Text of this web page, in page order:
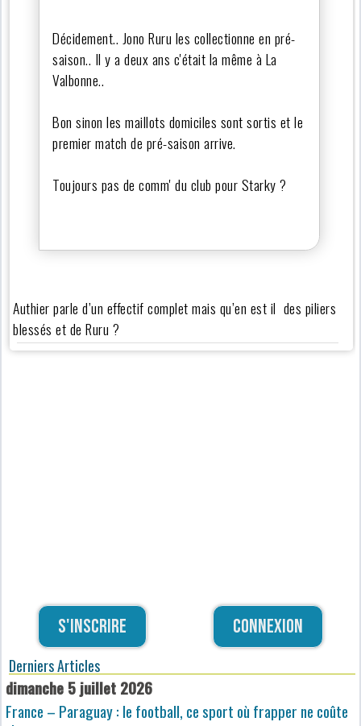
Décidement.. Jono Ruru les collectionne en pré-
saison.. Il y a deux ans c'était la même à La
Valbonne..
Bon sinon les maillots domiciles sont sortis et le
premier match de pré-saison arrive.
Toujours pas de comm' du club pour Starky ?
Authier parle d’un effectif complet mais qu’en est il des piliers
blessés et de Ruru ?
S'inscrire Connexion
Derniers Articles
dimanche 5 juillet 2026
France – Paraguay : le football, ce sport où frapper ne coûte